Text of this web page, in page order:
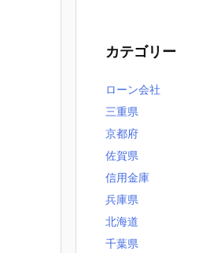
カテゴリー
ローン会社
三重県
京都府
佐賀県
信用金庫
兵庫県
北海道
千葉県